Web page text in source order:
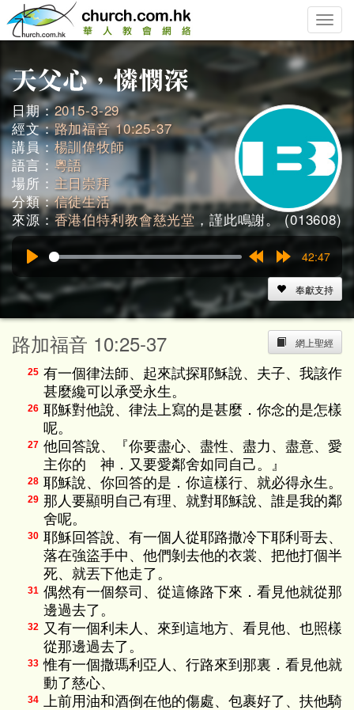
Toggle
日期：2015-3-29
經文：路加福音 10:25-37
講員：楊訓偉牧師
語言：粵語
場所： 主日崇拜
分類：信徒生活
來源： 香港伯特利教會慈光堂 ，謹此鳴謝。 (013608)
15s
15s
42:47
奉獻支持
網上聖經
路加福音 10:25-37
25 有一個律法師、起來試探耶穌說、夫子、我該作
甚麼纔可以承受永生。
26 耶穌對他說、律法上寫的是甚麼．你念的是怎樣
呢。
27 他回答說、『你要盡心、盡性、盡力、盡意、愛
主你的 神．又要愛鄰舍如同自己。』
28 耶穌說、你回答的是．你這樣行、就必得永生。
29 那人要顯明自己有理、就對耶穌說、誰是我的鄰
舍呢。
30 耶穌回答說、有一個人從耶路撒冷下耶利哥去、
落在強盜手中、他們剝去他的衣裳、把他打個半
死、就丟下他走了。
31 偶然有一個祭司、從這條路下來．看見他就從那
邊過去了。
32 又有一個利未人、來到這地方、看見他、也照樣
從那邊過去了。
33 惟有一個撒瑪利亞人、行路來到那裏．看見他就
動了慈心、
34 上前用油和酒倒在他的傷處、包裹好了、扶他騎